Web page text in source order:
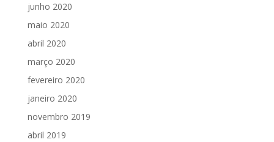
junho 2020
maio 2020
abril 2020
março 2020
fevereiro 2020
janeiro 2020
novembro 2019
abril 2019